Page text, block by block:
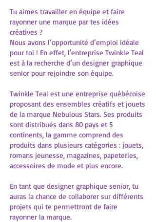
Tu aimes travailler en équipe et faire
rayonner une marque par tes idées
créatives ?
Nous avons l’opportunité d’emploi idéale
pour toi ! En effet, l'entreprise Twinkle Teal
est à la recherche d’un designer graphique
senior pour rejoindre son équipe.
Twinkle Teal est une entreprise québécoise
proposant des ensembles créatifs et jouets
de la marque Nebulous Stars. Ses produits
sont distribués dans 80 pays et 5
continents, la gamme comprend des
produits dans plusieurs catégories : jouets,
romans jeunesse, magazines, papeteries,
accessoires de mode et plus encore.
En tant que designer graphique senior, tu
auras la chance de collaborer sur différents
projets qui te permettront de faire
rayonner la marque.